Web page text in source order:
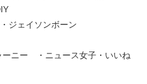
ジェイソンボーン
ニー ・ニュース女子・いいね